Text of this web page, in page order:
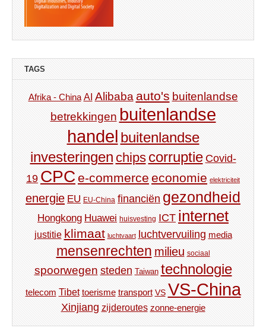
TAGS
Afrika - China AI Alibaba auto's buitenlandse
betrekkingen buitenlandse
handel buitenlandse
investeringen chips corruptie Covid-
19 CPC e-commerce economie elektriciteit
energie EU EU-China financiën gezondheid
Hongkong Huawei huisvesting ICT internet
justitie klimaat luchtvaart luchtvervuiling media
mensenrechten milieu sociaal
spoorwegen steden Taiwan technologie
telecom Tibet toerisme transport VS VS-China
Xinjiang zijderoutes zonne-energie